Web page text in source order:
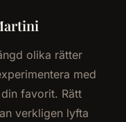
olika rätter
med
favorit. Rätt
verkligen lyfta